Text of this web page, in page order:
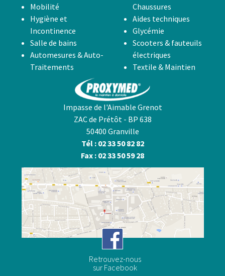
Mobilité
Hygiène et
Incontinence
Salle de bains
Automesures & Auto-
Traitements
Chaussures
Aides techniques
Glycémie
Scooters & fauteuils
électriques
Textile & Maintien
Impasse de l'Aimable Grenot
ZAC de Prétôt - BP 638
50400 Granville
Tél : 02 33 50 82 82
Fax : 02 33 50 59 28
Retrouvez-nous
sur Facebook